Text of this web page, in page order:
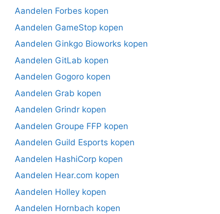
Aandelen Forbes kopen
Aandelen GameStop kopen
Aandelen Ginkgo Bioworks kopen
Aandelen GitLab kopen
Aandelen Gogoro kopen
Aandelen Grab kopen
Aandelen Grindr kopen
Aandelen Groupe FFP kopen
Aandelen Guild Esports kopen
Aandelen HashiCorp kopen
Aandelen Hear.com kopen
Aandelen Holley kopen
Aandelen Hornbach kopen